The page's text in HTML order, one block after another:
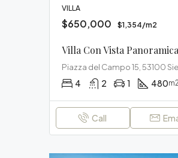
VILLA
$650,000 $1,354/m2
Villa Con Vista Panoramica
Piazza del Campo 15, 53100
4 2 1 480m2
Call